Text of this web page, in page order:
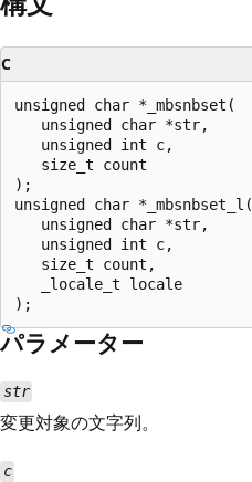
C
unsigned char *_mbsnbset(
   unsigned char *str,
   unsigned int c,
   size_t count
);
unsigned char *_mbsnbset_l(
   unsigned char *str,
   unsigned int c,
   size_t count,
   _locale_t locale
パラメーター
str
変更対象の文字列。
c